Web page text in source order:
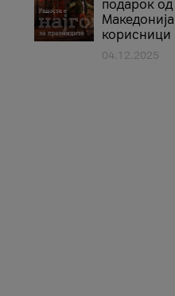
подарок од
корисници
04.12.2025